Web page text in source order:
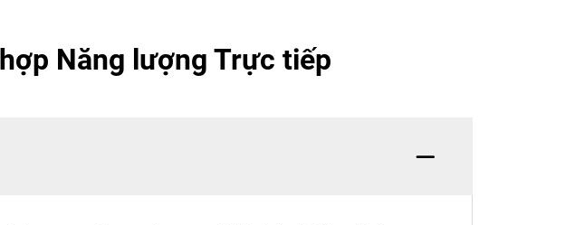
Năng lượng Trực tiếp